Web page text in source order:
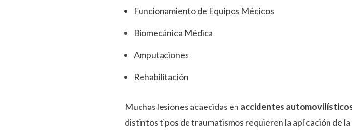
Funcionamiento de Equipos Médicos
Biomecánica Médica
Amputaciones
Rehabilitación
Muchas lesiones acaecidas en accidentes
distintos tipos de traumatismos requieren la aplicación de